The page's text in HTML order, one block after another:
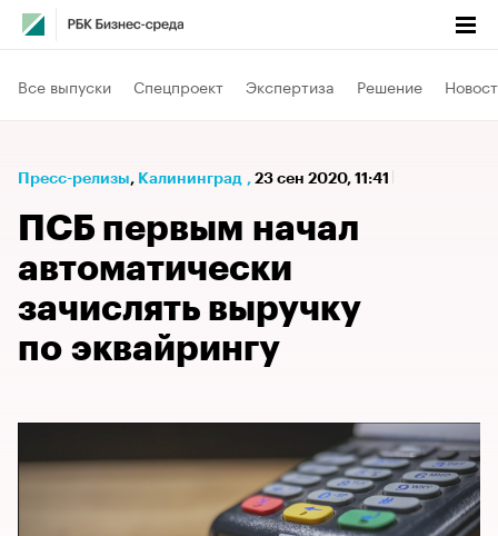
Все выпуски Спецпроект Экспертиза Решение
Пресс-релизы⁠, Калининград , 23 сен 2020, 11:41
ПСБ первым начал
автоматически
зачислять выручку
по эквайрингу